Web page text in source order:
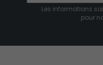
Les informations
pour